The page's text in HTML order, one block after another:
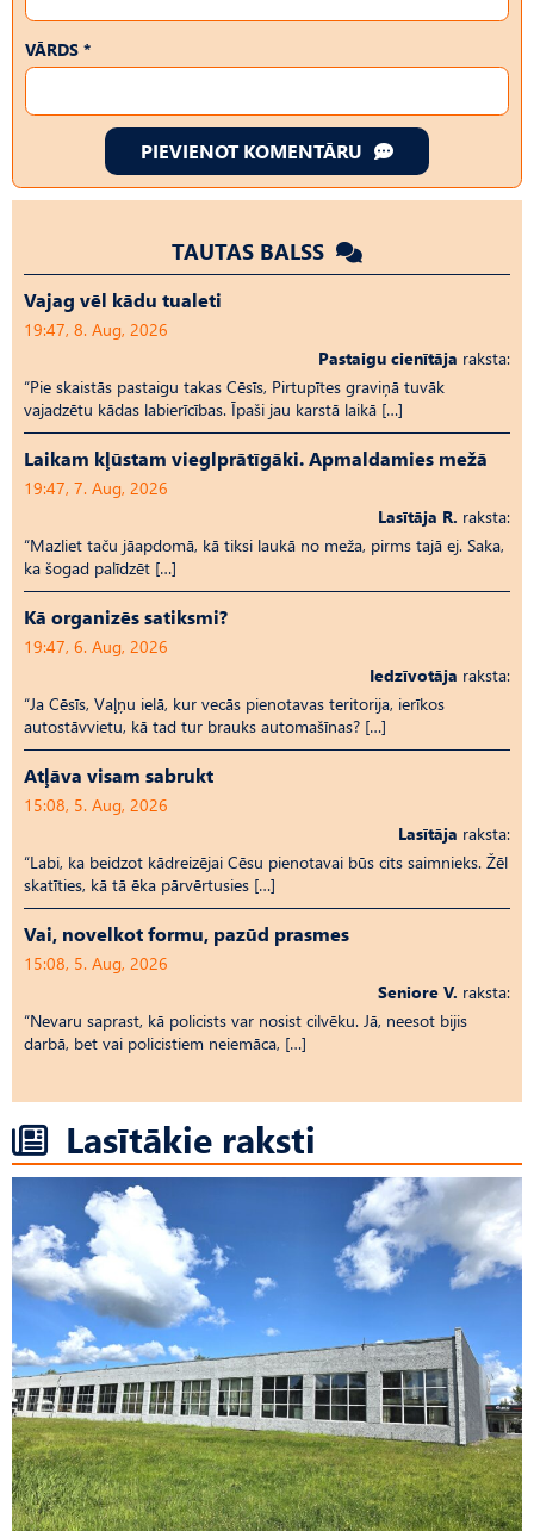
VĀRDS *
PIEVIENOT KOMENTĀRU
TAUTAS BALSS
Vajag vēl kādu tualeti
19:47, 8. Aug, 2026
Pastaigu cienītāja raksta:
“Pie skaistās pastaigu takas Cēsīs, Pirtupītes graviņā tuvāk
vajadzētu kādas labierīcības. Īpaši jau karstā laikā […]
Laikam kļūstam vieglprātīgāki. Apmaldamies mežā
19:47, 7. Aug, 2026
Lasītāja R. raksta:
“Mazliet taču jāapdomā, kā tiksi laukā no meža, pirms tajā ej. Saka,
ka šogad palīdzēt […]
Kā organizēs satiksmi?
19:47, 6. Aug, 2026
Iedzīvotāja raksta:
“Ja Cēsīs, Vaļņu ielā, kur vecās pienotavas teritorija, ierīkos
autostāvvietu, kā tad tur brauks automašīnas? […]
Atļāva visam sabrukt
15:08, 5. Aug, 2026
Lasītāja raksta:
“Labi, ka beidzot kādreizējai Cēsu pienotavai būs cits saimnieks. Žēl
skatīties, kā tā ēka pārvērtusies […]
Vai, novelkot formu, pazūd prasmes
15:08, 5. Aug, 2026
Seniore V. raksta:
“Nevaru saprast, kā policists var nosist cilvēku. Jā, neesot bijis
darbā, bet vai policistiem neiemāca, […]
Lasītākie raksti